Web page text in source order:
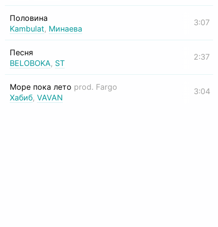
Половина
Kambulat, Минаева
3:07
Песня
BELOBOKA, ST
2:37
Море пока лето prod. Fargo
Хабиб, VAVAN
3:04